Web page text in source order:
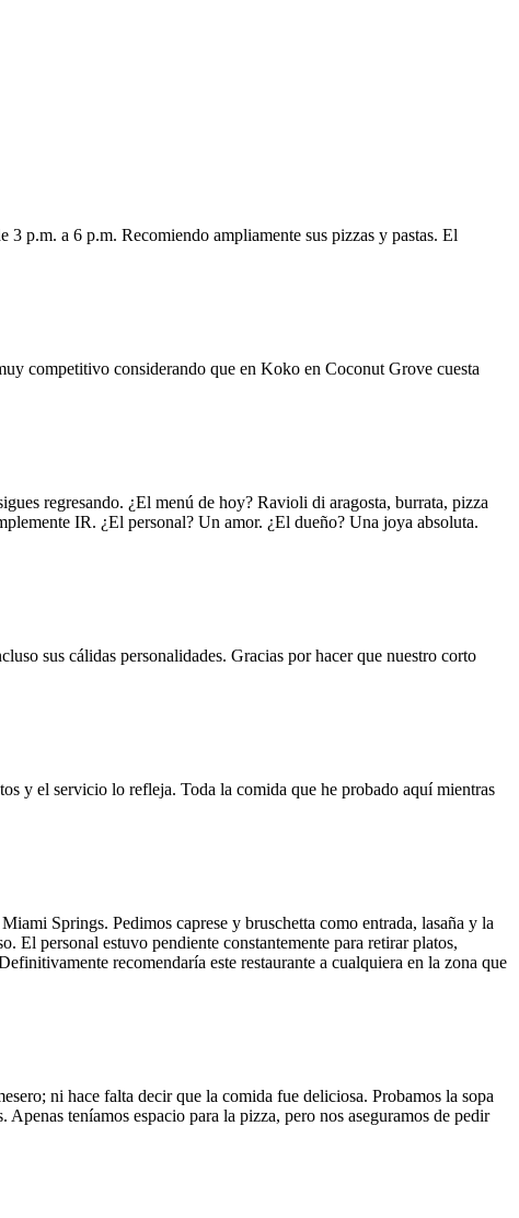
p.m. a 6 p.m. Recomiendo ampliamente sus pizzas y pastas. El
competitivo considerando que en Koko en Coconut Grove cuesta
regresando. ¿El menú de hoy? Ravioli di aragosta, burrata, pizza
IR. ¿El personal? Un amor. ¿El dueño? Una joya absoluta.
sus cálidas personalidades. Gracias por hacer que nuestro corto
y el servicio lo refleja. Toda la comida que he probado aquí mientras
Springs. Pedimos caprese y bruschetta como entrada, lasaña y la
El personal estuvo pendiente constantemente para retirar platos,
recomendaría este restaurante a cualquiera en la zona que
ni hace falta decir que la comida fue deliciosa. Probamos la sopa
teníamos espacio para la pizza, pero nos aseguramos de pedir